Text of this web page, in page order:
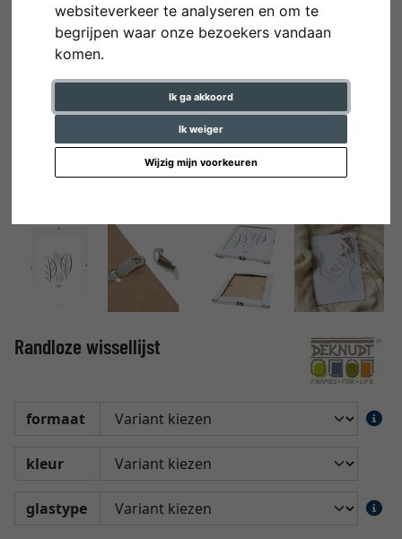
websiteverkeer te analyseren en om te
begrijpen waar onze bezoekers vandaan
komen.
Ik ga akkoord
Ik weiger
Wijzig mijn voorkeuren
Terug
Randloze wissellijst
formaat
kleur
glastype